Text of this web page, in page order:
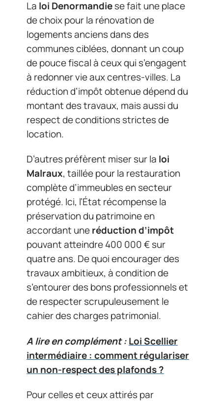
La loi Denormandiese fait une place
de choix pour la rénovation de
logements anciens dans des
communes ciblées, donnant un coup
de pouce fiscal à ceux qui s’engagent
à redonner vie aux centres-villes. La
réduction d’impôt obtenue dépend du
montant des travaux, mais aussi du
respect de conditions strictes de
location.
D’autres préfèrent miser sur la loi
Malraux, taillée pour la restauration
complète d’immeubles en secteur
protégé. Ici, l’État récompense la
préservation du patrimoine en
accordant uneréduction d’impôt
pouvant atteindre 400 000 € sur
quatre ans. De quoi encourager des
travaux ambitieux, à condition de
s’entourer des bons professionnels et
de respecter scrupuleusement le
cahier des charges patrimonial.
A lire en complément :Loi Scellier
intermédiaire : comment régulariser
un non-respect des plafonds ?
Pour celles et ceux attirés par